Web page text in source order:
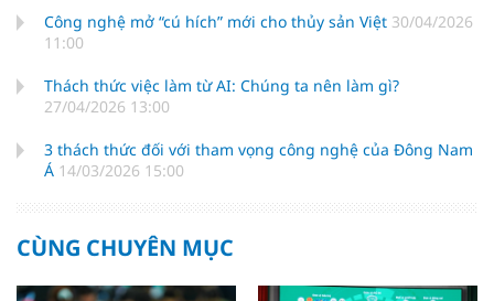
Công nghệ mở “cú hích” mới cho thủy sản Việt 30/04/2026
11:00
Thách thức việc làm từ AI: Chúng ta nên làm gì?
27/04/2026 13:00
3 thách thức đối với tham vọng công nghệ của Đông Nam
Á 14/03/2026 15:00
CÙNG CHUYÊN MỤC